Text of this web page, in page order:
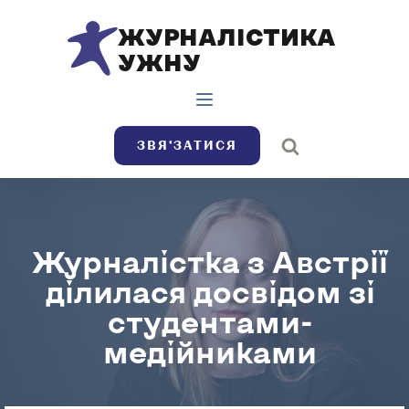
ЖУРНАЛІСТИКА
УЖНУ
ЗВЯ’ЗАТИСЯ
Журналістка з Австрії
ділилася досвідом зі
студентами-
медійниками